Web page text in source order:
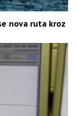
nova ruta kroz